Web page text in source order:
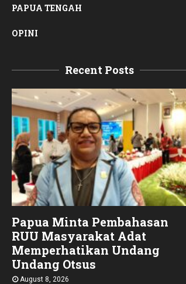
PAPUA TENGAH
OPINI
Recent Posts
Papua Minta Pembahasan
RUU Masyarakat Adat
Memperhatikan Undang
Undang Otsus
August 8, 2026